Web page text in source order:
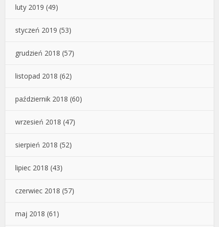
luty 2019 (49)
styczeń 2019 (53)
grudzień 2018 (57)
listopad 2018 (62)
październik 2018 (60)
wrzesień 2018 (47)
sierpień 2018 (52)
lipiec 2018 (43)
czerwiec 2018 (57)
maj 2018 (61)